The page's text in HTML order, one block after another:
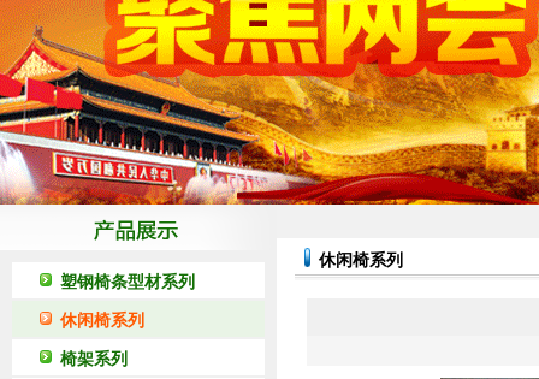
塑钢椅条型材系列
休闲椅系列
椅架系列
休闲椅系列